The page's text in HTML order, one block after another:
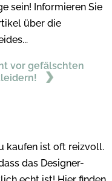
sein! Informieren Sie
über die
vor gefälschten
kaufen ist oft reizvoll.
das Designer-